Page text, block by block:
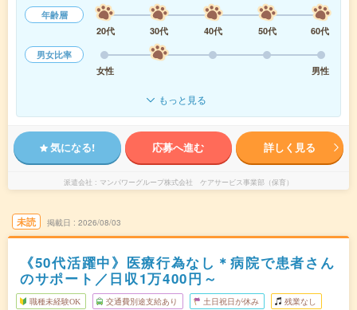
年齢層
20代
30代 40代 50代
60代
男女比率
女性
男性
もっと見る
気になる! 応募へ進む 詳しく見る
派遣会社 マンパワーグループ株式会社 ケアサービス事業部（保育）
未読 掲載日 2026/08/03
《50代活躍中》医療行為なし＊病院で患者さん
のサポート／日収1万400円～
職種未経験OK 交通費別途支給あり 土日祝日が休み 残業なし